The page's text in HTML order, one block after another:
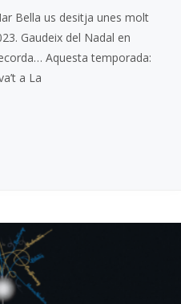
Bella us desitja unes molt
Gaudeix del Nadal en
Aquesta temporada:
a La